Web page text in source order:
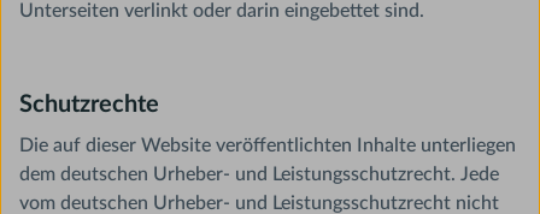
Unterseiten verlinkt oder darin eingebettet sind.
Schutzrechte
Die auf dieser Website veröffentlichten Inhalte unterliegen
dem deutschen Urheber- und Leistungsschutzrecht. Jede
vom deutschen Urheber- und Leistungsschutzrecht nicht